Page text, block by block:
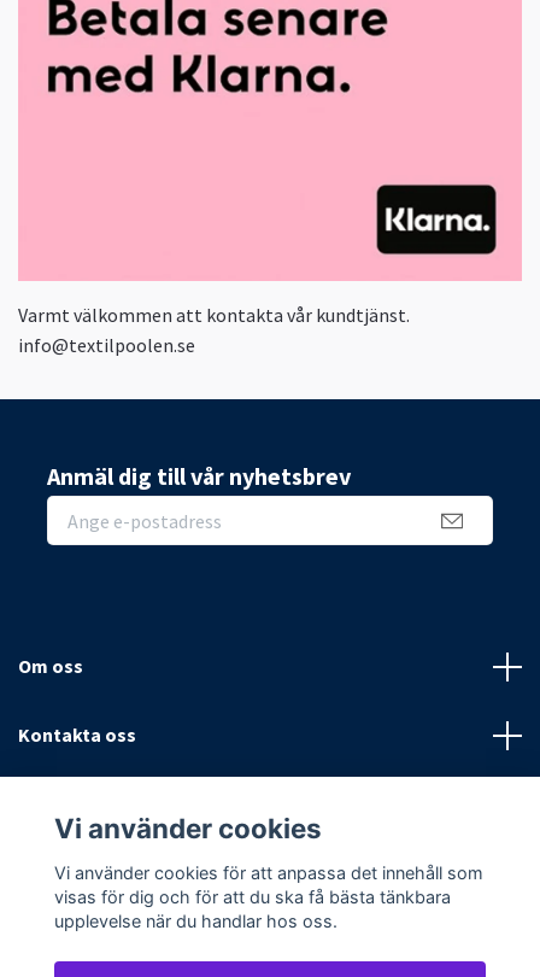
Varmt välkommen att kontakta vår kundtjänst.
info@textilpoolen.se
Anmäl dig till vår nyhetsbrev
Om oss
Kontakta oss
Sociala medier
Vi använder cookies
Vi använder cookies för att anpassa det innehåll som
visas för dig och för att du ska få bästa tänkbara
upplevelse när du handlar hos oss.